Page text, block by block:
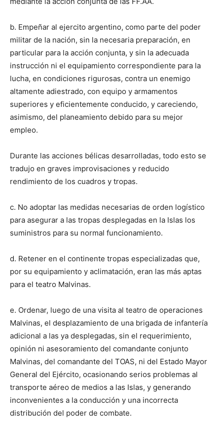
b. Empeñar al ejercito argentino, como parte del poder
militar de la nación, sin la necesaria preparación, en
particular para la acción conjunta, y sin la adecuada
instrucción ni el equipamiento correspondiente para la
lucha, en condiciones rigurosas, contra un enemigo
altamente adiestrado, con equipo y armamentos
superiores y eficientemente conducido, y careciendo,
asimismo, del planeamiento debido para su mejor
empleo.
Durante las acciones bélicas desarrolladas, todo esto se
tradujo en graves improvisaciones y reducido
rendimiento de los cuadros y tropas.
c. No adoptar las medidas necesarias de orden logístico
para asegurar a las tropas desplegadas en la Islas los
suministros para su normal funcionamiento.
d. Retener en el continente tropas especializadas que,
por su equipamiento y aclimatación, eran las más aptas
para el teatro Malvinas.
e. Ordenar, luego de una visita al teatro de operaciones
Malvinas, el desplazamiento de una brigada de infantería
adicional a las ya desplegadas, sin el requerimiento,
opinión ni asesoramiento del comandante conjunto
Malvinas, del comandante del TOAS, ni del Estado Mayor
General del Ejército, ocasionando serios problemas al
transporte aéreo de medios a las Islas, y generando
inconvenientes a la conducción y una incorrecta
distribución del poder de combate.